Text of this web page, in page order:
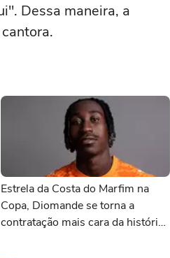
Dessa maneira, a
Estrela da Costa do Marfim na
Copa, Diomande se torna a
contratação mais cara da história